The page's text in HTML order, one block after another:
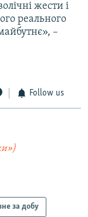
жести і
реального
–
Follow us
за добу